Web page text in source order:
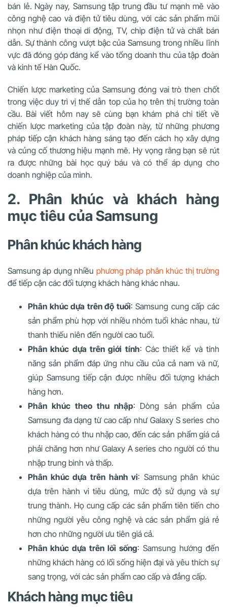
bán lẻ. Ngày nay, Samsung tập trung đầu tư mạnh mẽ vào
công nghệ cao và điện tử tiêu dùng, với các sản phẩm mũi
nhọn như điện thoại di động, TV, chip điện tử và chất bán
dẫn. Sự thành công vượt bậc của Samsung trong nhiều lĩnh
vực đã đóng góp đáng kể vào tổng doanh thu của tập đoàn
và kinh tế Hàn Quốc.
Chiến lược marketing của Samsung đóng vai trò then chốt
trong việc duy trì vị thế dẫn top của họ trên thị trường toàn
cầu. Bài viết hôm nay sẽ cùng bạn khám phá chi tiết về
chiến lược marketing của tập đoàn này, từ những phương
pháp tiếp cận khách hàng sáng tạo đến cách họ xây dựng
và củng cố thương hiệu mạnh mẽ. Hy vọng rằng bạn sẽ rút
ra được những bài học quý báu và có thể áp dụng cho
doanh nghiệp của mình.
2. Phân khúc và khách hàng
mục tiêu của Samsung
Phân khúc khách hàng
Samsung áp dụng nhiều phương pháp phân khúc thị trường
để tiếp cận các đối tượng khách hàng khác nhau.
Phân khúc dựa trên độ tuổi: Samsung cung cấp các
sản phẩm phù hợp với nhiều nhóm tuổi khác nhau, từ
thanh thiếu niên đến người cao tuổi.
Phân khúc dựa trên giới tính: Các thiết kế và tính
năng sản phẩm đáp ứng nhu cầu của cả nam và nữ,
giúp Samsung tiếp cận được nhiều đối tượng khách
hàng hơn.
Phân khúc theo thu nhập: Dòng sản phẩm của
Samsung đa dạng từ cao cấp như Galaxy S series cho
khách hàng có thu nhập cao, đến các sản phẩm giá cả
phải chăng hơn như Galaxy A series cho người có thu
nhập trung bình và thấp.
Phân khúc dựa trên hành vi: Samsung phân khúc
dựa trên hành vi tiêu dùng, mức độ sử dụng và sự
trung thành. Họ cung cấp các sản phẩm tiên tiến cho
những người yêu công nghệ và các sản phẩm giá rẻ
hơn cho những người ưu tiên giá cả.
Phân khúc dựa trên lối sống: Samsung hướng đến
những khách hàng có lối sống hiện đại và yêu thích sự
sang trọng, với các sản phẩm cao cấp và đẳng cấp.
Khách hàng mục tiêu